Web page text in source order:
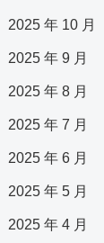
2025 年 10 月
2025 年 9 月
2025 年 8 月
2025 年 7 月
2025 年 6 月
2025 年 5 月
2025 年 4 月